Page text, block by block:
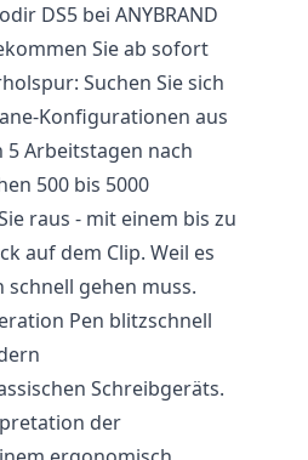
DS5 bei ANYBRAND
Sie ab sofort
Suchen Sie sich
Konfigurationen aus
Arbeitstagen nach
500 bis 5000
raus - mit einem bis zu
auf dem Clip. Weil es
gehen muss.
Pen blitzschnell
Schreibgeräts.
der